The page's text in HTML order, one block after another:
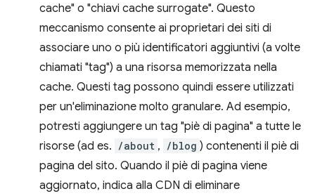
cache" o "chiavi cache surrogate". Questo
meccanismo consente ai proprietari dei siti di
associare uno o più identificatori aggiuntivi (a volte
chiamati "tag") a una risorsa memorizzata nella
cache. Questi tag possono quindi essere utilizzati
per un'eliminazione molto granulare. Ad esempio,
potresti aggiungere un tag "piè di pagina" a tutte le
risorse (ad es. /about , /blog ) contenenti il piè di
pagina del sito. Quando il piè di pagina viene
aggiornato, indica alla CDN di eliminare